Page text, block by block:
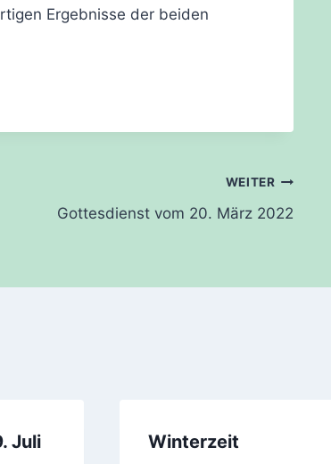
Ergebnisse der beiden
WEITER
Gottesdienst vom 20. März 2022
Juli
Winterzeit